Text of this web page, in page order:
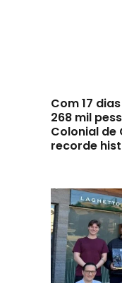
Com 17
268 mil
Colonial de
recorde